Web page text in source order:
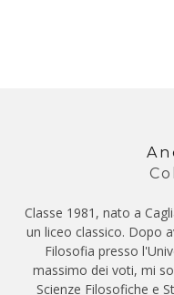
Classe 1981, nato a
un liceo classico. Dopo
Filosofia presso
massimo dei voti, mi
Scienze Filosofiche e